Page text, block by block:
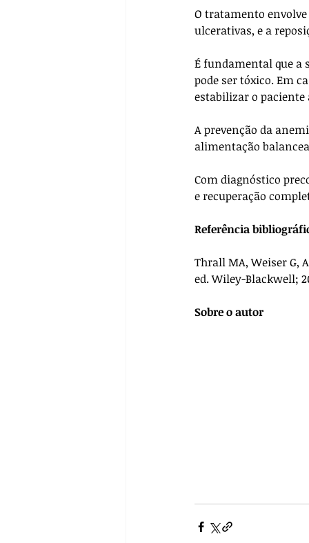
O tratamento
ulcerativas, e a
É fundamental que a
pode ser tóxico. Em
estabilizar o
A prevenção da
alimentação
Com diagnóstico
e recuperação
Referência
Thrall MA, Weiser G,
ed. Wiley-Blackwell;
Sobre o autor